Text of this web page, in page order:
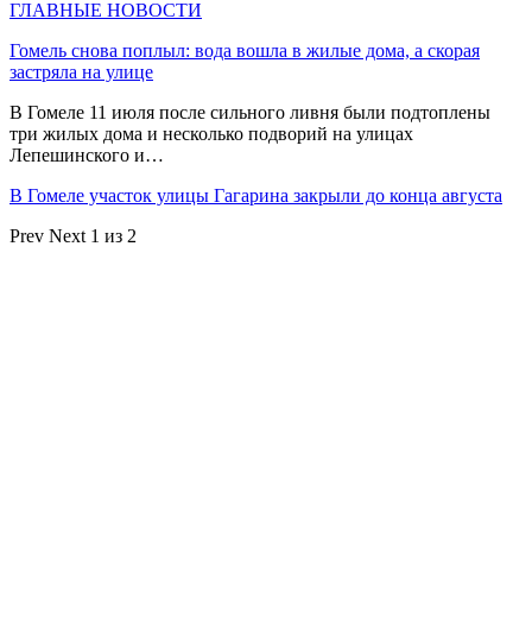
ГЛАВНЫЕ НОВОСТИ
Гомель снова поплыл: вода вошла в жилые дома, а скорая
застряла на улице
В Гомеле 11 июля после сильного ливня были подтоплены
три жилых дома и несколько подворий на улицах
Лепешинского и…
В Гомеле участок улицы Гагарина закрыли до конца августа
Prev Next 1 из 2